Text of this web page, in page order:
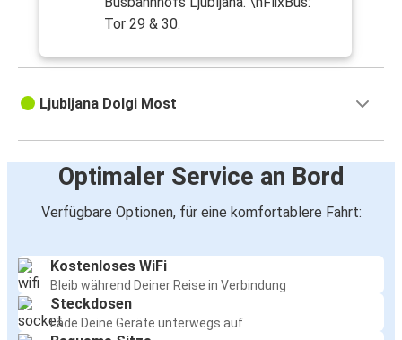
Tor 29 & 30.
Ljubljana Dolgi Most
Optimaler Service an Bord
Verfügbare Optionen, für eine komfortablere Fahrt:
Kostenloses WiFi
Bleib während Deiner Reise in Verbindung
Steckdosen
Lade Deine Geräte unterwegs auf